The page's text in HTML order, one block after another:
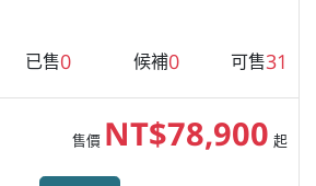
已售0 候補0 可售31
售價 NT$78,900 起